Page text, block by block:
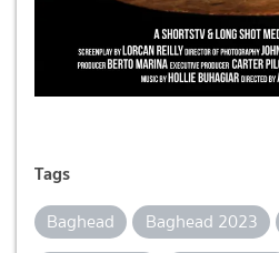
Tags
Baghead Baghead 2023